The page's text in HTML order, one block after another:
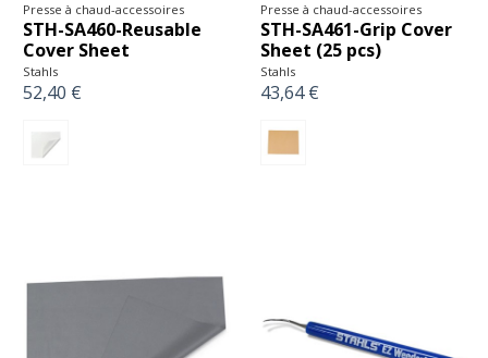
Presse à chaud-accessoires
STH-SA460-Reusable
Cover Sheet
Stahls
52,40 €
Presse à chaud-accessoires
STH-SA461-Grip Cover
Sheet (25 pcs)
Stahls
43,64 €